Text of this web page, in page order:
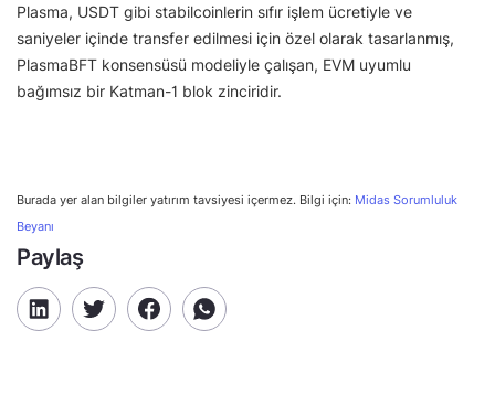
Plasma, USDT gibi stabilcoinlerin sıfır işlem ücretiyle ve
saniyeler içinde transfer edilmesi için özel olarak tasarlanmış,
PlasmaBFT konsensüsü modeliyle çalışan, EVM uyumlu
bağımsız bir Katman-1 blok zinciridir.
Burada yer alan bilgiler yatırım tavsiyesi içermez. Bilgi için: Midas Sorumluluk
Beyanı
Paylaş